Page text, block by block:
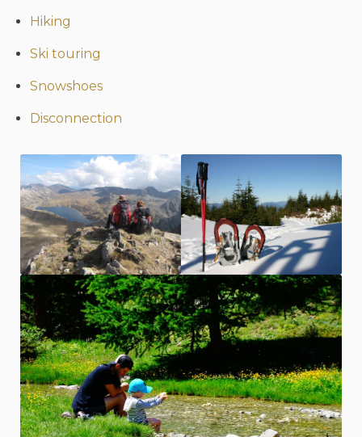
Hiking
Ski touring
Snowshoes
Disconnection